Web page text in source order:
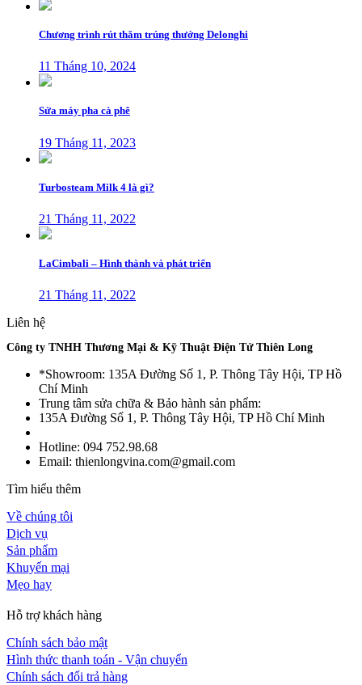
Chương trình rút thăm trúng thưởng Delonghi
11 Tháng 10, 2024
Sửa máy pha cà phê
19 Tháng 11, 2023
Turbosteam Milk 4 là gì?
21 Tháng 11, 2022
LaCimbali – Hình thành và phát triển
21 Tháng 11, 2022
Liên hệ
Công ty TNHH Thương Mại & Kỹ Thuật Điện Tử Thiên Long
*Showroom: 135A Đường Số 1, P. Thông Tây Hội, TP Hồ
Chí Minh
Trung tâm sửa chữa & Bảo hành sản phẩm:
135A Đường Số 1, P. Thông Tây Hội, TP Hồ Chí Minh
Hotline: 094 752.98.68
Email: thienlongvina.com@gmail.com
Tìm hiểu thêm
Về chúng tôi
Dịch vụ
Sản phẩm
Khuyến mại
Mẹo hay
Hỗ trợ khách hàng
Chính sách bảo mật
Hình thức thanh toán - Vận chuyển
Chính sách đổi trả hàng